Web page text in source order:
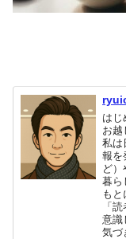
はじ
お越
私は
報を
ど
暮ら
もと
「
意識
気づ